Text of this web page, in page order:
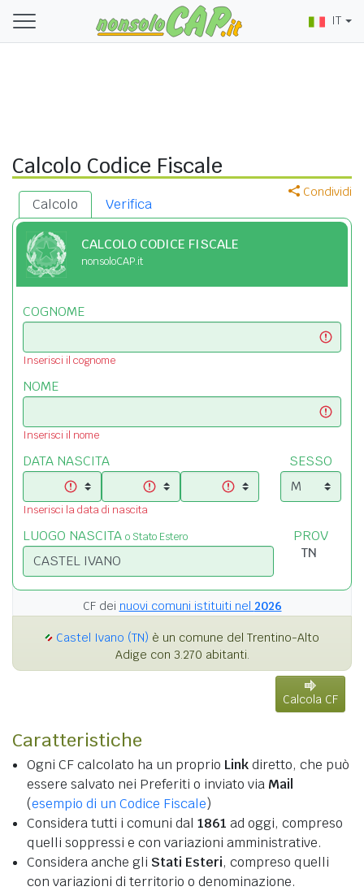
IT
Calcolo Codice Fiscale
Condividi
Calcolo Verifica
CALCOLO CODICE FISCALE
nonsoloCAP.it
COGNOME
Inserisci il cognome
NOME
Inserisci il nome
DATA NASCITA
Inserisci la data di nascita
SESSO
LUOGO NASCITA o Stato Estero PROV
CF dei nuovi comuni istituiti nel 2026
Castel Ivano (TN) è un comune del Trentino-Alto
Adige con 3.270 abitanti.
Calcola CF
Caratteristiche
Ogni CF calcolato ha un proprio Linkdiretto, che può
essere salvato nei Preferiti o inviato via Mail
(esempio di un Codice Fiscale)
Considera tutti i comuni dal 1861 ad oggi, compreso
quelli soppressi e con variazioni amministrative.
Considera anche gli Stati Esteri, compreso quelli
con variazioni di territorio o denominazione.